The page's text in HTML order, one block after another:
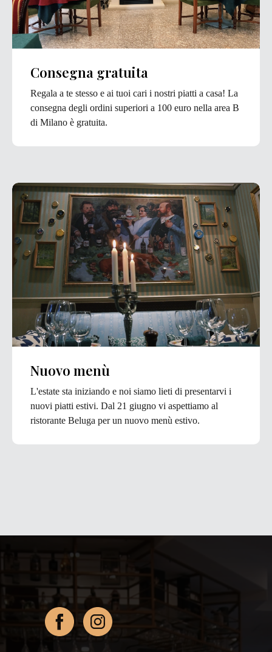
Consegna gratuita
Regala a te stesso e ai tuoi cari i nostri piatti a casa! La
consegna degli ordini superiori a 100 euro nella area B
di Milano è gratuita.
Nuovo menù
L'estate sta iniziando e noi siamo lieti di presentarvi i
nuovi piatti estivi. Dal 21 giugno vi aspettiamo al
ristorante Beluga per un nuovo menù estivo.